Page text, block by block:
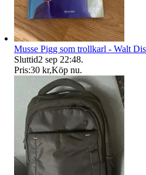
Musse Pigg som trollkarl - Walt
Sluttid2 sep 22:48.
Pris:30 kr,Köp nu.